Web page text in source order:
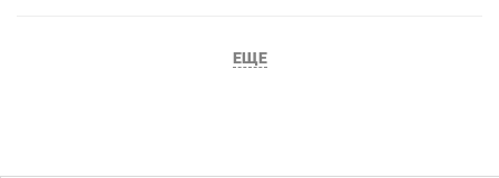
ЕЩЕ